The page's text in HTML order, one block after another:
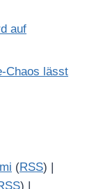
auf
Chaos lässt
(RSS) |
) |